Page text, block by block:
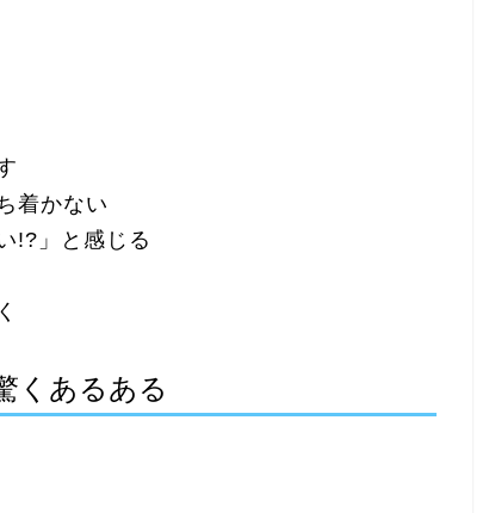
着かない
!?」と感じる
くあるある